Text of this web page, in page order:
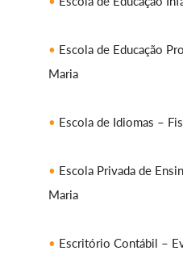
Escola de Educação
Maria
Escola de Idiomas –
Escola Privada de
Maria
Escritório Contábil –